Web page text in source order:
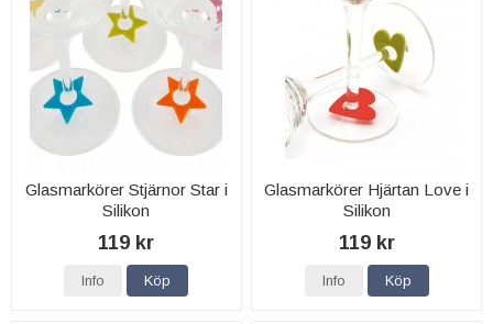
Glasmarkörer Stjärnor Star i
Silikon
119 kr
Info Köp
Glasmarkörer Hjärtan Love i
Silikon
119 kr
Info Köp